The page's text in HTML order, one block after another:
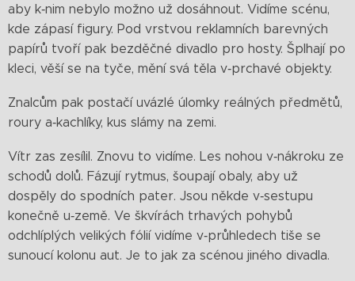
aby k‑nim nebylo možno už dosáhnout. Vidíme scénu,
kde zápasí figury. Pod vrstvou reklamních barevných
papírů tvoří pak bezděčné divadlo pro hosty. Šplhají po
kleci, věší se na tyče, mění svá těla v‑prchavé objekty.
Znalcům pak postačí uvázlé úlomky reálných předmětů,
roury a‑kachlíky, kus slámy na zemi.
Vítr zas zesílil. Znovu to vidíme. Les nohou v‑nákroku ze
schodů dolů. Fázují rytmus, šoupají obaly, aby už
dospěly do spodních pater. Jsou někde v‑sestupu
konečně u‑země. Ve škvírách trhavých pohybů
odchlíplých velikých fólií vidíme v‑průhledech tiše se
sunoucí kolonu aut. Je to jak za scénou jiného divadla.